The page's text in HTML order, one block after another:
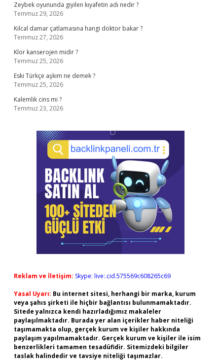
Zeybek oyununda giyilen kıyafetin adı nedir ?
Temmuz 29, 2026
Kılcal damar çatlamasına hangi doktor bakar ?
Temmuz 27, 2026
Klor kanserojen midir ?
Temmuz 25, 2026
Eski Türkçe aşkım ne demek ?
Temmuz 25, 2026
Kalemlik cins mi ?
Temmuz 23, 2026
Reklam ve İletişim: Skype: live:.cid.575569c608265c69
Yasal Uyarı: Bu internet sitesi, herhangi bir marka, kurum
veya şahıs şirketi ile hiçbir bağlantısı bulunmamaktadır.
Sitede yalnızca kendi hazırladığımız makaleler
paylaşılmaktadır. Burada yer alan içerikler haber niteliği
taşımamakta olup, gerçek kurum ve kişiler hakkında
paylaşım yapılmamaktadır. Gerçek kurum ve kişiler ile isim
benzerlikleri tamamen tesadüfidir. Sitemizdeki bilgiler
taslak halindedir ve tavsiye niteliği taşımazlar.